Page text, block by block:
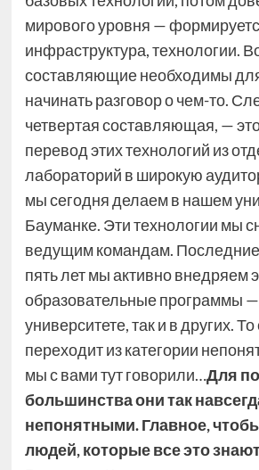
мирового уровня —
инфраструктура, технологии.
составляющие необходимы
начинать разговор о чем-то.
четвертая составляющая, —
перевод этих технологий из
лабораторий в широкую
мы сегодня делаем в нашем
Бауманке. Эти технологии мы
ведущим командам.
пять лет мы активно внедряем
образовательные программы
университете, так и в других. То
переходит из категории
мы с вами тут говорили…Для
большинства они так
непонятными. Главное,
людей, которые все это